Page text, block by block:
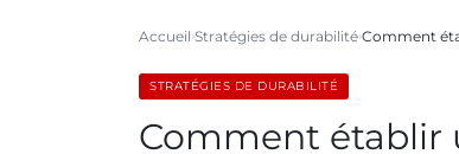
Accueil Stratégies de durabilité Comment
STRATÉGIES DE DURABILITÉ
Comment établir